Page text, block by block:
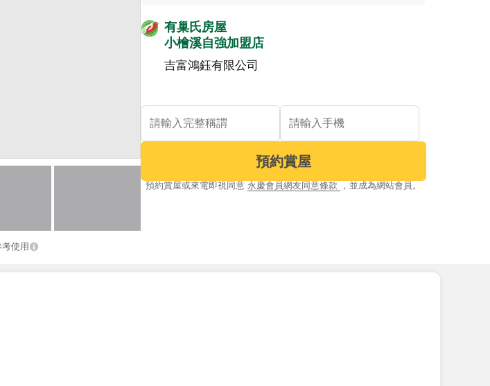
使用
有巢氏房屋
小檜溪自強加盟店
吉富鴻鈺有限公司
預約賞屋
預約賞屋或來電即視同意 永慶會員網友同意條款 ，並成為網站會員。